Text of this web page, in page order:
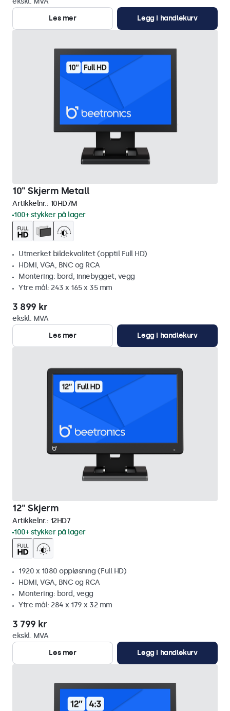
Les mer
Legg i handlekurv
10" Skjerm Metall
Artikkelnr.: 10HD7M
100+ stykker på lager
Utmerket bildekvalitet (opptil Full HD)
HDMI, VGA, BNC og RCA
Montering: bord, innebygget, vegg
Ytre mål: 243 x 165 x 35 mm
3 899 kr
ekskl. MVA
Les mer
Legg i handlekurv
12" Skjerm
Artikkelnr.: 12HD7
100+ stykker på lager
1920 x 1080 oppløsning (Full HD)
HDMI, VGA, BNC og RCA
Montering: bord, vegg
Ytre mål: 284 x 179 x 32 mm
3 799 kr
ekskl. MVA
Les mer
Legg i handlekurv